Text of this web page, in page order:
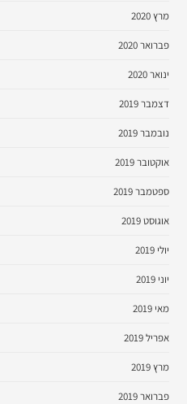
מרץ 2020
פברואר 2020
ינואר 2020
דצמבר 2019
נובמבר 2019
אוקטובר 2019
ספטמבר 2019
אוגוסט 2019
יולי 2019
יוני 2019
מאי 2019
אפריל 2019
מרץ 2019
פברואר 2019